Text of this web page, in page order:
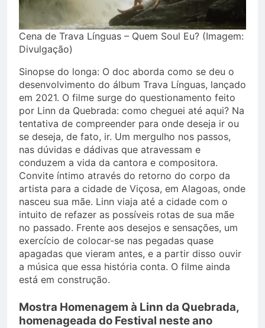
Cena de Trava Línguas – Quem Soul Eu? (Imagem:
Divulgação)
Sinopse do longa: O doc aborda como se deu o
desenvolvimento do álbum Trava Línguas, lançado
em 2021. O filme surge do questionamento feito
por Linn da Quebrada: como cheguei até aqui? Na
tentativa de compreender para onde deseja ir ou
se deseja, de fato, ir. Um mergulho nos passos,
nas dúvidas e dádivas que atravessam e
conduzem a vida da cantora e compositora.
Convite íntimo através do retorno do corpo da
artista para a cidade de Viçosa, em Alagoas, onde
nasceu sua mãe. Linn viaja até a cidade com o
intuito de refazer as possíveis rotas de sua mãe
no passado. Frente aos desejos e sensações, um
exercício de colocar-se nas pegadas quase
apagadas que vieram antes, e a partir disso ouvir
a música que essa história conta. O filme ainda
está em construção.
Mostra Homenagem à Linn da Quebrada,
homenageada do Festival neste ano